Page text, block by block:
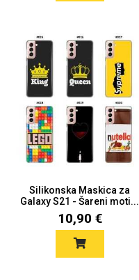
Silikonska Maskica za
Galaxy S21 - Šareni moti...
10,90 €
Gaming motivi